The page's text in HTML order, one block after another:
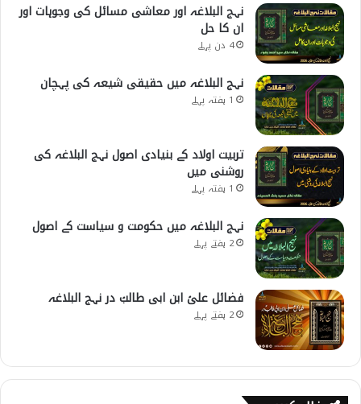
نہج البلاغہ اور معاشی مسائل کی وجوہات اور
ان کا حل
4 دن پہلے
نہج البلاغہ میں حقیقی شیعہ کی پہچان
1 ہفتہ پہلے
تربیت اولاد کے بنیادی اصول نہج البلاغہ کی
روشنی میں
1 ہفتہ پہلے
نہج البلاغہ میں حکومت و سیاست کے اصول
2 ہفتے پہلے
فضائل علیؑ ابن ابی طالبؑ در نہج البلاغہ
2 ہفتے پہلے